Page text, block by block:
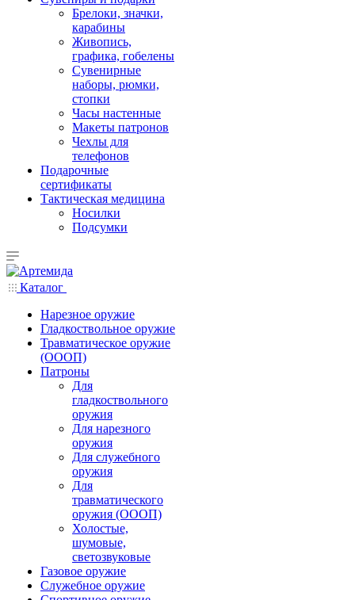
Брелоки, значки,
карабины
Живопись,
графика, гобелены
Сувенирные
наборы, рюмки,
стопки
Часы настенные
Макеты патронов
Чехлы для
телефонов
Подарочные
сертификаты
Тактическая медицина
Носилки
Подсумки
Каталог
Нарезное оружие
Гладкоствольное оружие
Травматическое оружие
(ОООП)
Патроны
Для
гладкоствольного
оружия
Для нарезного
оружия
Для служебного
оружия
Для
травматического
оружия (ОООП)
Холостые,
шумовые,
светозвуковые
Газовое оружие
Служебное оружие